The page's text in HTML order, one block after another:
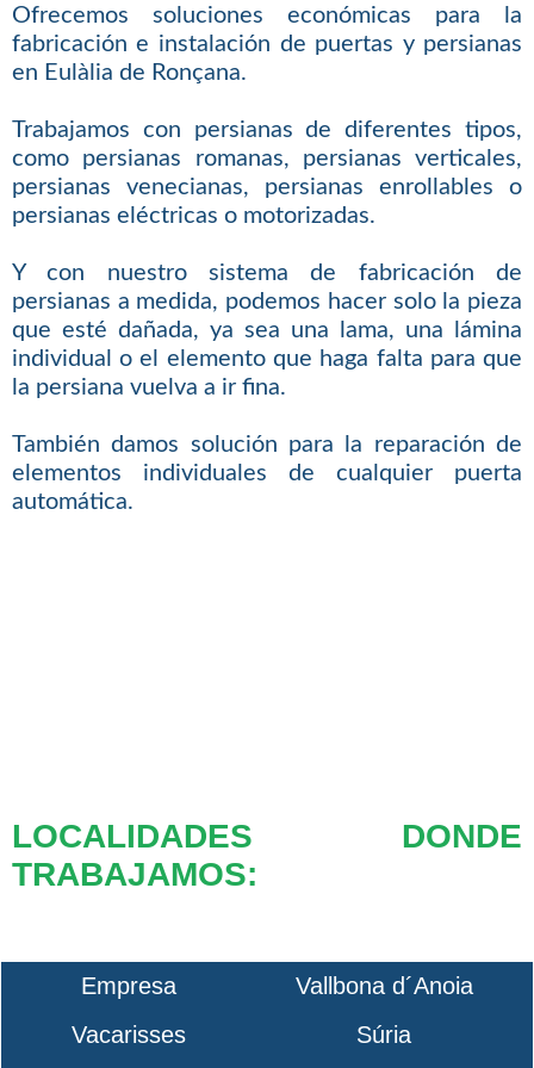
Ofrecemos soluciones económicas para la
fabricación e instalación de puertas y persianas
en Eulàlia de Ronçana.
Trabajamos con persianas de diferentes tipos,
como persianas romanas, persianas verticales,
persianas venecianas, persianas enrollables o
persianas eléctricas o motorizadas.
Y con nuestro sistema de fabricación de
persianas a medida, podemos hacer solo la pieza
que esté dañada, ya sea una lama, una lámina
individual o el elemento que haga falta para que
la persiana vuelva a ir fina.
También damos solución para la reparación de
elementos individuales de cualquier puerta
automática.
LOCALIDADES DONDE
TRABAJAMOS:
Empresa
Vallbona d´Anoia
Vacarisses
Súria